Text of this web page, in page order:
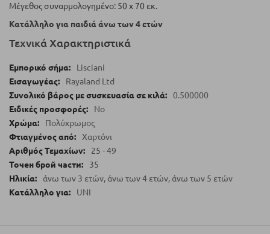
Μέγεθος συναρμολογημένο: 50 x 70 εκ.
Κατάλληλο για παιδιά άνω των 4 ετών
Τεχνικά Χαρακτηριστικά
Lisciani
Rayaland Ltd
0.500000
No
Πολύχρωμος
Χαρτόνι
25 - 49
35
άνω των 3 ετών, άνω των 4 ετών, άνω των 5 ετών
UNI